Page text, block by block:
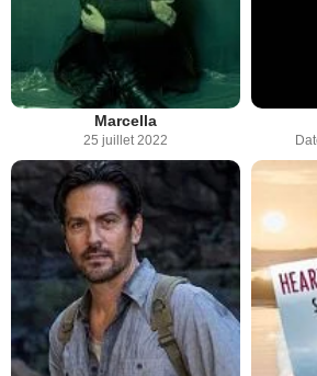
Marcella
25 juillet 2022